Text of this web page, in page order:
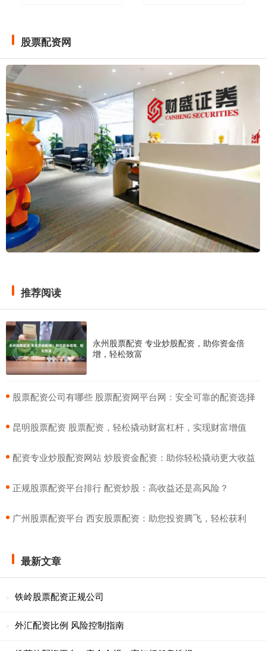
股票配资网
推荐阅读
永州股票配资 专业炒股配资，助你资金倍
增，轻松致富
​股票配资公司有哪些 股票配资网平台网：安全可靠的配资选择
​昆明股票配资 股票配资，轻松撬动财富杠杆，实现财富增值
​配资专业炒股配资网站 炒股资金配资：助你轻松撬动更大收益
​正规股票配资平台排行 配资炒股：高收益还是高风险？
​广州股票配资平台 西安股票配资：助您投资腾飞，轻松获利
最新文章
铁岭股票配资正规公司
外汇配资比例 风险控制指南